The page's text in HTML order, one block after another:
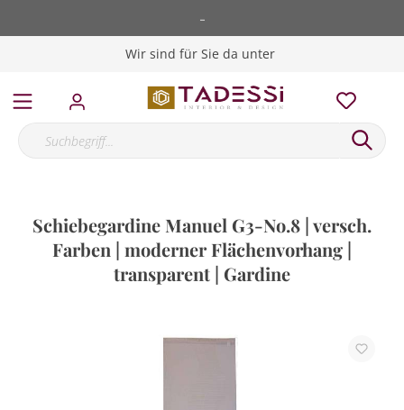
-
Wir sind für Sie da unter
Schiebegardine Manuel G3-No.8 | versch.
Farben | moderner Flächenvorhang |
transparent | Gardine